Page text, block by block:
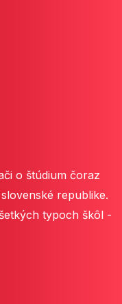
o štúdium čoraz
republike.
typoch škôl -